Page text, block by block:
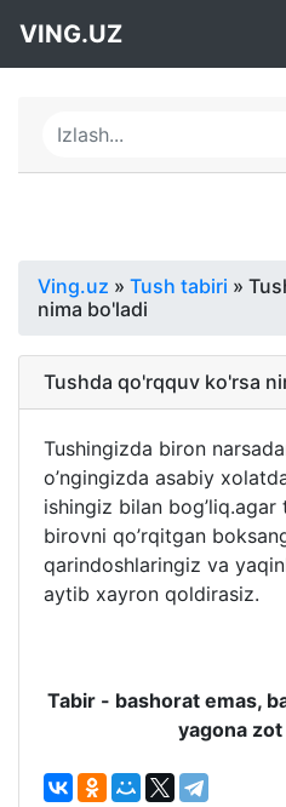
VING.UZ
Ving.uz » Tush tabiri »
nima bo'ladi
Tushda qo'rqquv ko'rsa
Tushingizda biron
o’ngingizda asabiy
ishingiz bilan bog’liq.agar
birovni qo’rqitgan
qarindoshlaringiz va
aytib xayron qoldirasiz.
Tabir - bashorat emas,
yagona